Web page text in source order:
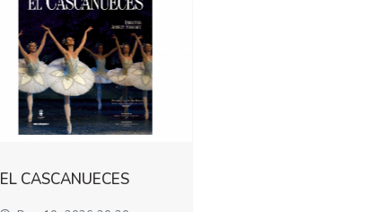
EL CASCANUECES